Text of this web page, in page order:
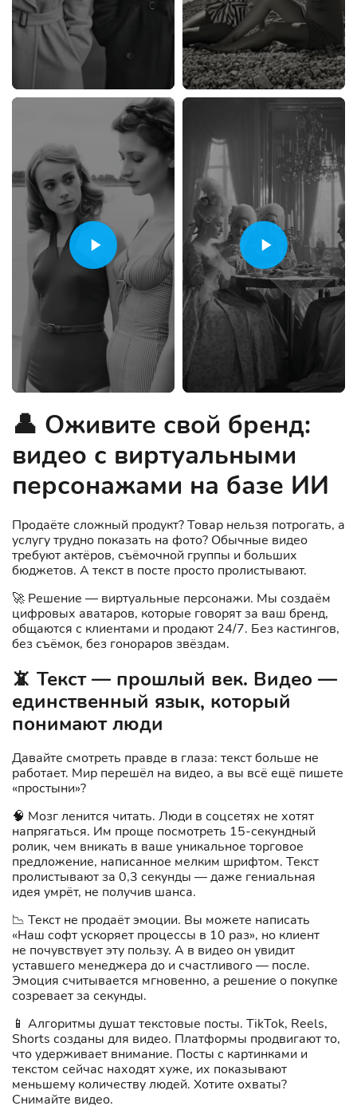
👤 Оживите свой бренд:
видео с виртуальными
персонажами на базе ИИ
Продаёте сложный продукт? Товар нельзя потрогать, а
услугу трудно показать на фото? Обычные видео
требуют актёров, съёмочной группы и больших
бюджетов. А текст в посте просто пролистывают.
🚀 Решение — виртуальные персонажи. Мы создаём
цифровых аватаров, которые говорят за ваш бренд,
общаются с клиентами и продают 24/7. Без кастингов,
без съёмок, без гонораров звёздам.
📵 Текст — прошлый век. Видео —
единственный язык, который
понимают люди
Давайте смотреть правде в глаза: текст больше не
работает. Мир перешёл на видео, а вы всё ещё пишете
«простыни»?
🧠 Мозг ленится читать. Люди в соцсетях не хотят
напрягаться. Им проще посмотреть 15-секундный
ролик, чем вникать в ваше уникальное торговое
предложение, написанное мелким шрифтом. Текст
пролистывают за 0,3 секунды — даже гениальная
идея умрёт, не получив шанса.
📉 Текст не продаёт эмоции. Вы можете написать
«Наш софт ускоряет процессы в 10 раз», но клиент
не почувствует эту пользу. А в видео он увидит
уставшего менеджера до и счастливого — после.
Эмоция считывается мгновенно, а решение о покупке
созревает за секунды.
📱 Алгоритмы душат текстовые посты. TikTok, Reels,
Shorts созданы для видео. Платформы продвигают то,
что удерживает внимание. Посты с картинками и
текстом сейчас находят хуже, их показывают
меньшему количеству людей. Хотите охваты?
Снимайте видео.